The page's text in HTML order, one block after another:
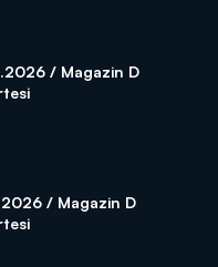
/ Magazin D
/ Magazin D